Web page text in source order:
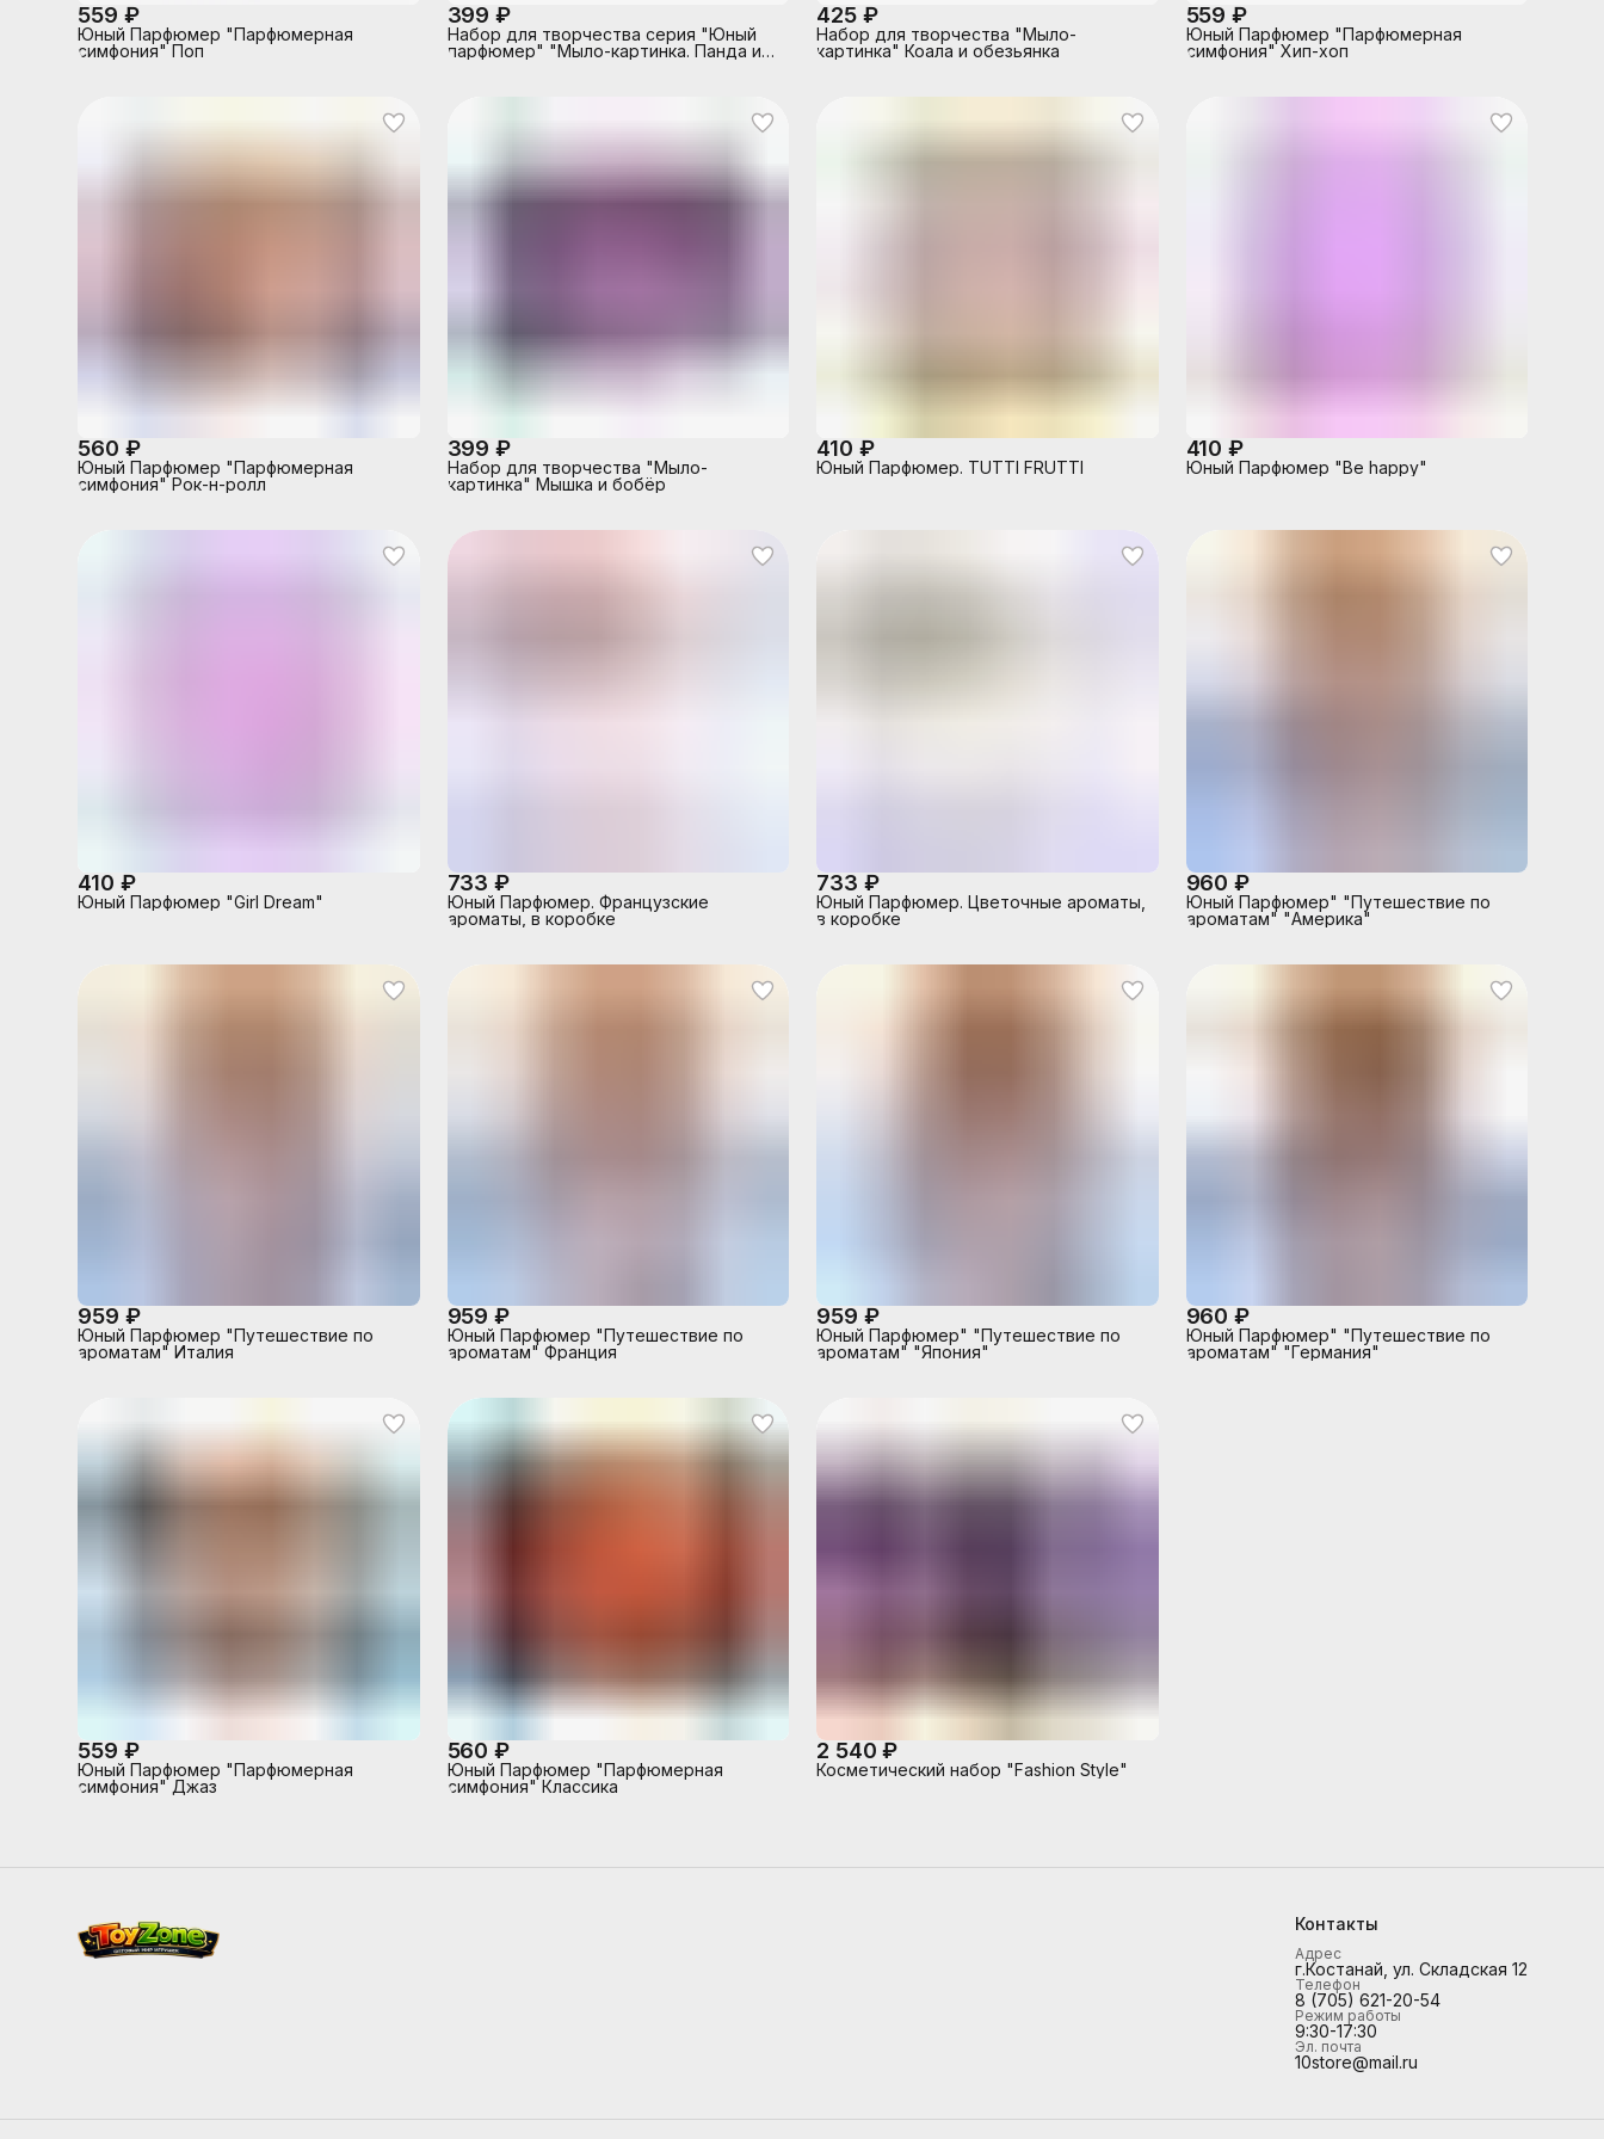
559 ₽
Юный Парфюмер "Парфюмерная
симфония" Поп
399 ₽
Набор для творчества серия "Юный
парфюмер" "Мыло-картинка. Панда и
425 ₽
Набор для творчества "Мыло-
картинка" Коала и обезьянка
559 ₽
Юный Парфюмер "Парфюмерная
симфония" Хип-хоп
560 ₽
Юный Парфюмер "Парфюмерная
симфония" Рок-н-ролл
399 ₽
Набор для творчества "Мыло-
картинка" Мышка и бобёр
410 ₽
Юный Парфюмер. TUTTI FRUTTI
410 ₽
Юный Парфюмер "Be happy"
410 ₽
Юный Парфюмер "Girl Dream"
733 ₽
Юный Парфюмер. Французские
ароматы, в коробке
733 ₽
Юный Парфюмер. Цветочные ароматы,
в коробке
960 ₽
Юный Парфюмер" "Путешествие по
ароматам" "Америка"
959 ₽
Юный Парфюмер "Путешествие по
ароматам" Италия
959 ₽
Юный Парфюмер "Путешествие по
ароматам" Франция
959 ₽
Юный Парфюмер" "Путешествие по
ароматам" "Япония"
960 ₽
Юный Парфюмер" "Путешествие по
ароматам" "Германия"
559 ₽
Юный Парфюмер "Парфюмерная
симфония" Джаз
560 ₽
Юный Парфюмер "Парфюмерная
симфония" Классика
2 540 ₽
Косметический набор "Fashion Style"
Контакты
Адрес
г.Костанай, ул. Складская 12
Телефон
8 (705) 621-20-54
Режим работы
9:30-17:30
Эл. почта
10store@mail.ru